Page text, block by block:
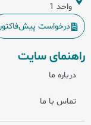
واحد 1
راهنمای سایت
درباره ما
تماس با ما
درخواست پیش‌فاکتور